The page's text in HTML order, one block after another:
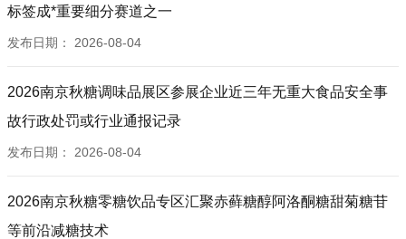
标签成*重要细分赛道之一
发布日期： 2026-08-04
2026南京秋糖调味品展区参展企业近三年无重大食品安全事
故行政处罚或行业通报记录
发布日期： 2026-08-04
2026南京秋糖零糖饮品专区汇聚赤藓糖醇阿洛酮糖甜菊糖苷
等前沿减糖技术